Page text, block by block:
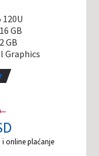
GB
GB
Graphics
online plaćanje